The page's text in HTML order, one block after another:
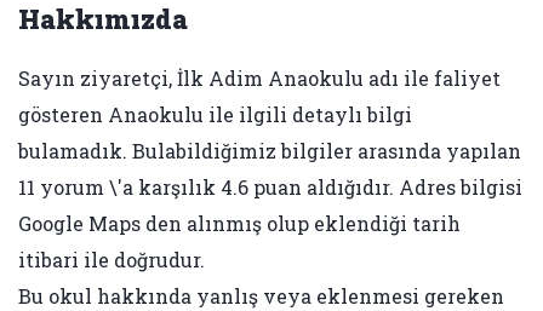
Hakkımızda
Sayın ziyaretçi, İlk Adim Anaokulu adı ile faliyet
gösteren Anaokulu ile ilgili detaylı bilgi
bulamadık. Bulabildiğimiz bilgiler arasında yapılan
11 yorum \'a karşılık 4.6 puan aldığıdır. Adres bilgisi
Google Maps den alınmış olup eklendiği tarih
itibari ile doğrudur.
Bu okul hakkında yanlış veya eklenmesi gereken